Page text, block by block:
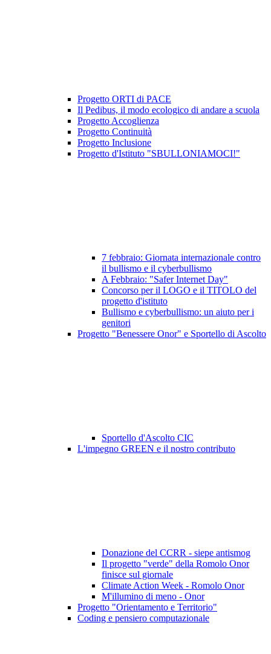
Progetto ORTI di PACE
Il Pedibus, il modo ecologico di andare a scuola
Progetto Accoglienza
Progetto Continuità
Progetto Inclusione
Progetto d'Istituto "SBULLONIAMOCI!"
7 febbraio: Giornata internazionale contro
il bullismo e il cyberbullismo
A Febbraio: "Safer Internet Day"
Concorso per il LOGO e il TITOLO del
progetto d'istituto
Bullismo e cyberbullismo: un aiuto per i
genitori
Progetto "Benessere Onor" e Sportello di Ascolto
Sportello d'Ascolto CIC
L'impegno GREEN e il nostro contributo
Donazione del CCRR - siepe antismog
Il progetto "verde" della Romolo Onor
finisce sul giornale
Climate Action Week - Romolo Onor
M'illumino di meno - Onor
Progetto "Orientamento e Territorio"
Coding e pensiero computazionale